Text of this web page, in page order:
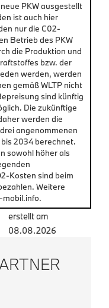
PKW ausgestellt
ist auch hier
nur die C02-
Betrieb des PKW
die Produktion und
bzw. der
werden, werden
gemäß WLTP nicht
sind künftig
Die zukünftige
werden die
angenommenen
2034 berechnet.
sowohl höher als
Kosten sind beim
Weitere
erstellt am
08.08.2026